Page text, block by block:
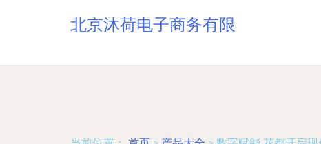
北京沐荷电子商务有限